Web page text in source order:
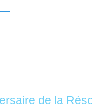
de la